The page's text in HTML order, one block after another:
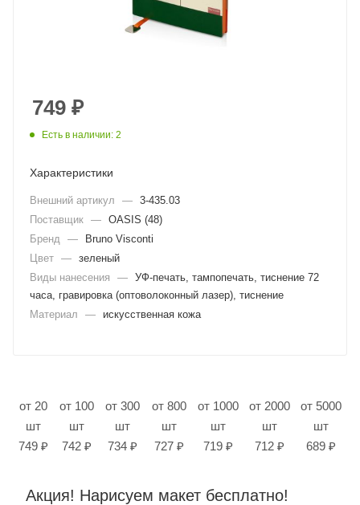
749 ₽
Есть в наличии: 2
Характеристики
Внешний артикул — 3-435.03
Поставщик — OASIS (48)
Бренд
—
Bruno Visconti
Цвет — зеленый
Виды нанесения
— УФ-печать, тампопечать, тиснение 72
часа, гравировка (оптоволоконный лазер), тиснение
Материал
— искусственная кожа
от 20
шт
749 ₽
от 100
шт
742 ₽
от 300
шт
734 ₽
от 800
шт
727 ₽
от 1000
шт
719 ₽
от 2000
шт
712 ₽
от 5000
шт
689 ₽
Акция! Нарисуем макет бесплатно!